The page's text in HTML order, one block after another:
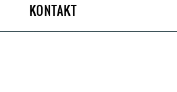
KONTAKT